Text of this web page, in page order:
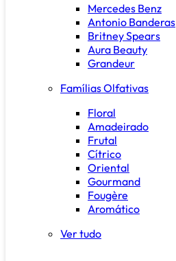
Mercedes Benz
Antonio Banderas
Britney Spears
Aura Beauty
Grandeur
Famílias Olfativas
Floral
Amadeirado
Frutal
Cítrico
Oriental
Gourmand
Fougère
Aromático
Ver tudo